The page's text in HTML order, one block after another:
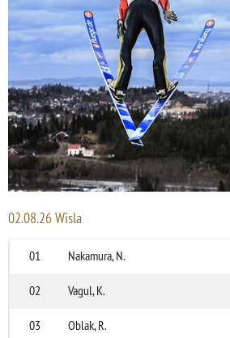
02.08.26 Wisla
01
Nakamura, N.
02 Vagul, K.
03 Oblak, R.